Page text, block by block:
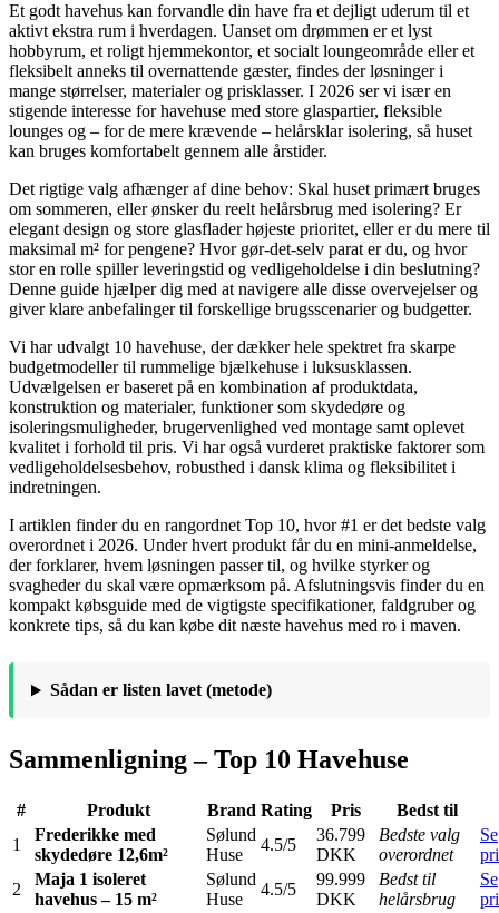
Et godt havehus kan forvandle din have fra et dejligt uderum til et
aktivt ekstra rum i hverdagen. Uanset om drømmen er et lyst
hobbyrum, et roligt hjemmekontor, et socialt loungeområde eller et
fleksibelt anneks til overnattende gæster, findes der løsninger i
mange størrelser, materialer og prisklasser. I 2026 ser vi især en
stigende interesse for havehuse med store glaspartier, fleksible
lounges og – for de mere krævende – helårsklar isolering, så huset
kan bruges komfortabelt gennem alle årstider.
Det rigtige valg afhænger af dine behov: Skal huset primært bruges
om sommeren, eller ønsker du reelt helårsbrug med isolering? Er
elegant design og store glasflader højeste prioritet, eller er du mere til
maksimal m² for pengene? Hvor gør-det-selv parat er du, og hvor
stor en rolle spiller leveringstid og vedligeholdelse i din beslutning?
Denne guide hjælper dig med at navigere alle disse overvejelser og
giver klare anbefalinger til forskellige brugsscenarier og budgetter.
Vi har udvalgt 10 havehuse, der dækker hele spektret fra skarpe
budgetmodeller til rummelige bjælkehuse i luksusklassen.
Udvælgelsen er baseret på en kombination af produktdata,
konstruktion og materialer, funktioner som skydedøre og
isoleringsmuligheder, brugervenlighed ved montage samt oplevet
kvalitet i forhold til pris. Vi har også vurderet praktiske faktorer som
vedligeholdelsesbehov, robusthed i dansk klima og fleksibilitet i
indretningen.
I artiklen finder du en rangordnet Top 10, hvor #1 er det bedste valg
overordnet i 2026. Under hvert produkt får du en mini-anmeldelse,
der forklarer, hvem løsningen passer til, og hvilke styrker og
svagheder du skal være opmærksom på. Afslutningsvis finder du en
kompakt købsguide med de vigtigste specifikationer, faldgruber og
konkrete tips, så du kan købe dit næste havehus med ro i maven.
Sådan er listen lavet (metode)
Sammenligning – Top 10 Havehuse
# Produkt Brand Rating Pris
Bedst til
1
Frederikke med
skydedøre 12,6m²
Sølund
Huse
4.5/5
36.799
DKK
Bedste valg
overordnet
Se
2
Maja 1 isoleret
havehus – 15 m²
Sølund
Huse
4.5/5
99.999
DKK
Bedst til
helårsbrug
Se